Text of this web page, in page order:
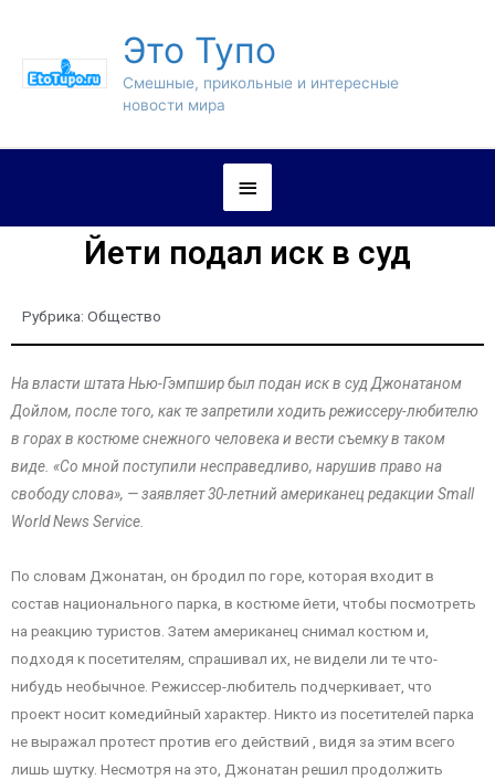
Это Тупо
Смешные, прикольные и интересные
новости мира
Йети подал иск в суд
Рубрика: Общество
На власти штата Нью-Гэмпшир был подан иск в суд Джонатаном
Дойлом, после того, как те запретили ходить режиссеру-любителю
в горах в костюме снежного человека и вести съемку в таком
виде. «Со мной поступили несправедливо, нарушив право на
свободу слова», — заявляет 30-летний американец редакции Small
World News Service.
По словам Джонатан, он бродил по горе, которая входит в
состав национального парка, в костюме йети, чтобы посмотреть
на реакцию туристов. Затем американец снимал костюм и,
подходя к посетителям, спрашивал их, не видели ли те что-
нибудь необычное. Режиссер-любитель подчеркивает, что
проект носит комедийный характер. Никто из посетителей парка
не выражал протест против его действий , видя за этим всего
лишь шутку. Несмотря на это, Джонатан решил продолжить